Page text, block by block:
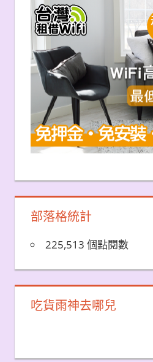
部落格統計
225,513 個點閱數
吃貨雨神去哪兒